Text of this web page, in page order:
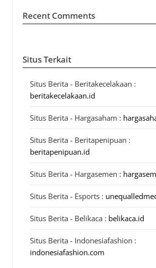
Recent Comments
Situs Terkait
Situs Berita - Beritakecelakaan :
beritakecelakaan.id
Situs Berita - Hargasaham :
Situs Berita - Beritapenipuan :
beritapenipuan.id
Situs Berita - Hargasemen :
Situs Berita - Esports :
Situs Berita - Belikaca : belikaca.id
Situs Berita - Indonesiafashion :
indonesiafashion.com